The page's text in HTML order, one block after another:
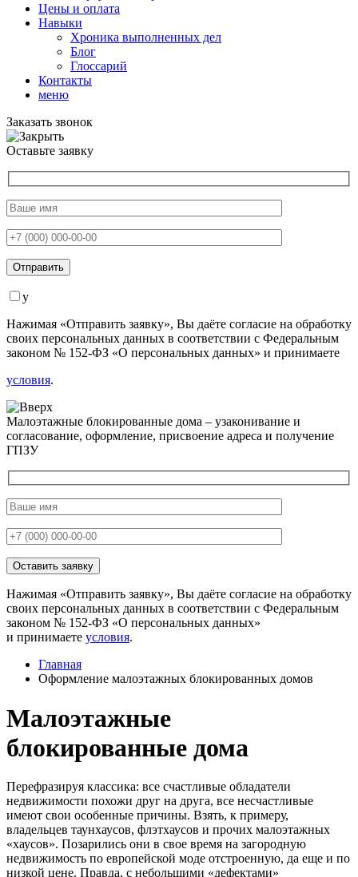
Цены и оплата
Навыки
Хроника выполненных дел
Блог
Глоссарий
Контакты
меню
Заказать звонок
Оставьте заявку
y
Нажимая «Отправить заявку», Вы даёте согласие на обработку
своих персональных данных в соответствии с Федеральным
законом № 152-ФЗ «О персональных данных» и принимаете
условия.
Малоэтажные блокированные дома – узаконивание и
согласование, оформление, присвоение адреса и получение
ГПЗУ
Нажимая «Отправить заявку», Вы даёте согласие на обработку
своих персональных данных в соответствии с Федеральным
законом № 152-ФЗ «О персональных данных»
и принимаете условия.
Главная
Оформление малоэтажных блокированных домов
Малоэтажные
блокированные дома
Перефразируя классика: все счастливые обладатели
недвижимости похожи друг на друга, все несчастливые
имеют свои особенные причины. Взять, к примеру,
владельцев таунхаусов, флэтхаусов и прочих малоэтажных
«хаусов». Позарились они в свое время на загородную
недвижимость по европейской моде отстроенную, да еще и по
низкой цене. Правда, с небольшими «дефектами»